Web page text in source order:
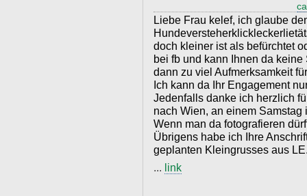
Liebe Frau kelef, ich glaube
doch kleiner ist als befürchtet
bei fb und kann Ihnen da
dann zu viel Aufmerksamkeit
Ich kann da Ihr Engagement
Jedenfalls danke ich herzlich
nach Wien, an einem Samstag
Wenn man da fotografieren
Übrigens habe ich Ihre
geplanten Kleingrusses aus
... link